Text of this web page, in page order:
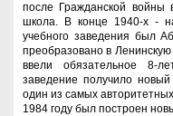
после Гражданской войны
школа. В конце 1940-х -
учебного заведения был
преобразовано в
ввели обязательное 8-
заведение получило
один из самых
1984 году был построен